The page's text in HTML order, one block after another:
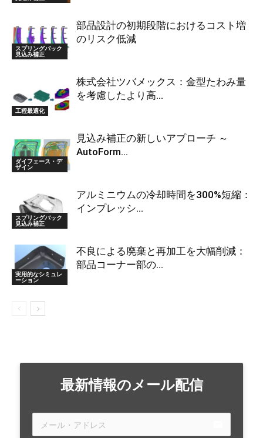
スプリングバック
見込み補正
部品設計の初期段階におけるコスト増
のリスク低減
工程最適化
株式会社ツバメックス：金型たわみ量
を考慮したより高...
ダイフェース・デ
ザイン
見込み補正の新しいアプローチ ～
AutoForm...
スプリングバック
見込み補正
アルミニウムの冷却時間を300%短縮：
インプレッシ...
実用的なシミュレ
ーション
不良による廃棄と再加工を大幅削減：
部品コーナー部の...
最新情報のメール配信